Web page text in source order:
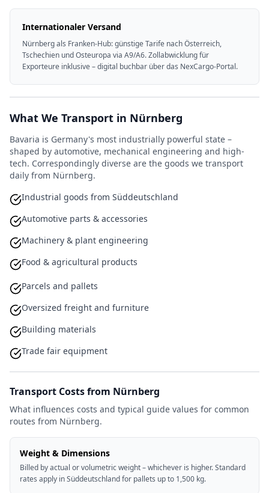
Internationaler Versand
Nürnberg als Franken-Hub: günstige Tarife nach Österreich,
Tschechien und Osteuropa via A9/A6. Zollabwicklung für
Exporteure inklusive – digital buchbar über das NexCargo-Portal.
What We Transport in Nürnberg
Bavaria is Germany's most industrially powerful state –
shaped by automotive, mechanical engineering and high-
tech. Correspondingly diverse are the goods we transport
daily from Nürnberg.
Industrial goods from Süddeutschland
Automotive parts & accessories
Machinery & plant engineering
Food & agricultural products
Parcels and pallets
Oversized freight and furniture
Building materials
Trade fair equipment
Transport Costs from Nürnberg
What influences costs and typical guide values for common
routes from Nürnberg.
Weight & Dimensions
Billed by actual or volumetric weight – whichever is higher. Standard
rates apply in Süddeutschland for pallets up to 1,500 kg.